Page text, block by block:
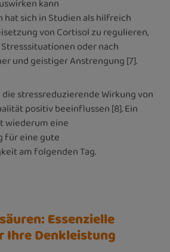
kann
hat sich in Studien als hilfreich
von Cortisol zu regulieren,
oder nach
und geistiger Anstrengung [7].
stressreduzierende Wirkung von
positiv beeinflussen [8]. Ein
wiederum eine
für eine gute
am folgenden Tag.
Essenzielle
Denkleistung